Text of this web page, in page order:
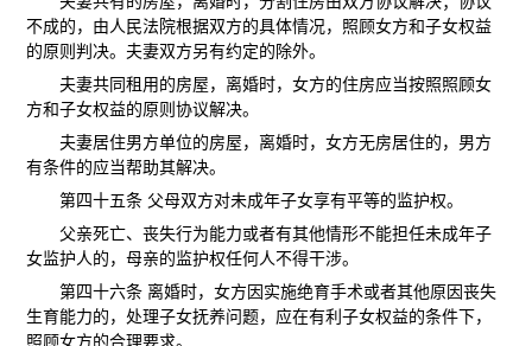
不成的，由人民法院根据双方的具体情况，照顾女方和子女权益
的原则判决。夫妻双方另有约定的除外。
夫妻共同租用的房屋，离婚时，女方的住房应当按照照顾女
方和子女权益的原则协议解决。
夫妻居住男方单位的房屋，离婚时，女方无房居住的，男方
有条件的应当帮助其解决。
第四十五条 父母双方对未成年子女享有平等的监护权。
父亲死亡、丧失行为能力或者有其他情形不能担任未成年子
女监护人的，母亲的监护权任何人不得干涉。
第四十六条 离婚时，女方因实施绝育手术或者其他原因丧失
生育能力的，处理子女抚养问题，应在有利子女权益的条件下，
照顾女方的合理要求。